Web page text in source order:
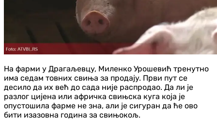
На фарми у Драгаљевцу, Миленко Урошевић тренутно
има седам товних свиња за продају. Први пут се
десило да их већ до сада није распродао. Да ли је
разлог цијена или афричка свињска куга која је
опустошила фарме не зна, али је сигуран да ће ово
бити изазовна година за свињокољ.